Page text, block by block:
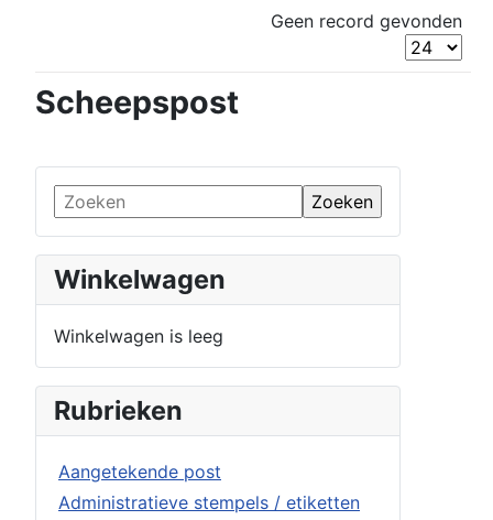
Winkelwagen
Winkelwagen is leeg
Rubrieken
Aangetekende post
Administratieve stempels / etiketten
Geen record gevonden
Scheepspost